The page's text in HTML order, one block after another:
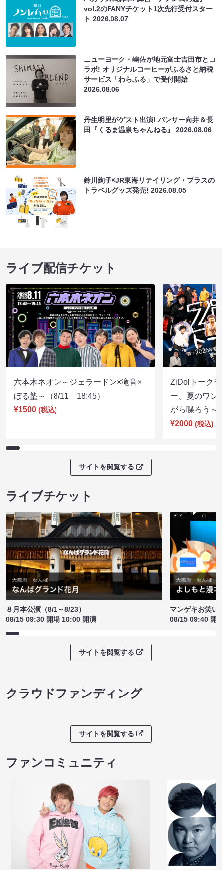
vol.2のFANYチケット1次先行受付スター
ト2026.08.07
ニューヨーク・嶋佐が地元富士吉田市とコ
ラボ! オリジナルコーヒーがふるさと納税
サービス「わらふる」で受付開始
2026.08.06
丹生明里がゲスト出演! パンサー向井＆長
田『くるま温泉ちゃんねる』2026.08.06
鈴川絢子×JR東海リテイリング・プラスの
トラベルグッズ発売!2026.08.05
ライブ配信チケット
六本木ネオン～ジェラードン×滝音×
ぼる塾～（8/11 18:45）
¥1500 (税込)
ZiDolトーク
ー、夏のワン
がら喋ろう
¥2000 (税込)
サイトを閲覧する
ライブチケット
８月本公演（8/1～8/23）
08/15 09:30 開場 10:00 開演
マンゲキお笑い
08/15 09:40 開
サイトを閲覧する
クラウドファンディング
サイトを閲覧する
ファンコミュニティ